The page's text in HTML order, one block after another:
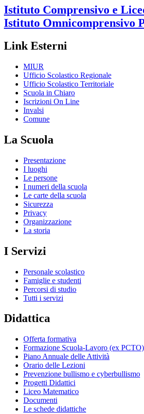
Istituto Comprensivo e
Istituto Omnicomprensivo
Link Esterni
MIUR
Ufficio Scolastico Regionale
Ufficio Scolastico Territoriale
Scuola in Chiaro
Iscrizioni On Line
Invalsi
Comune
La Scuola
Presentazione
I luoghi
Le persone
I numeri della scuola
Le carte della scuola
Sicurezza
Privacy
Organizzazione
La storia
I Servizi
Personale scolastico
Famiglie e studenti
Percorsi di studio
Tutti i servizi
Didattica
Offerta formativa
Formazione Scuola-Lavoro (ex PCTO)
Piano Annuale delle Attività
Orario delle Lezioni
Prevenzione bullismo e cyberbullismo
Progetti Didattici
Liceo Matematico
Documenti
Le schede didattiche